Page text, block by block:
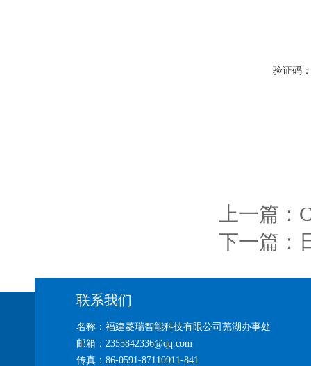
验证码：
上一篇：
下一篇：
联系我们
名称：福建菱瑞智能科技有限公司芜湖办事处
邮箱：2355842336@qq.com
传真：86-0591-87110911-841